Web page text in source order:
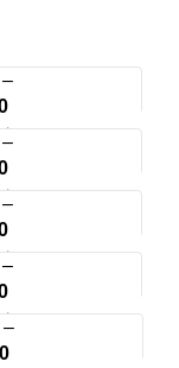
–
+
–
+
–
+
–
+
–